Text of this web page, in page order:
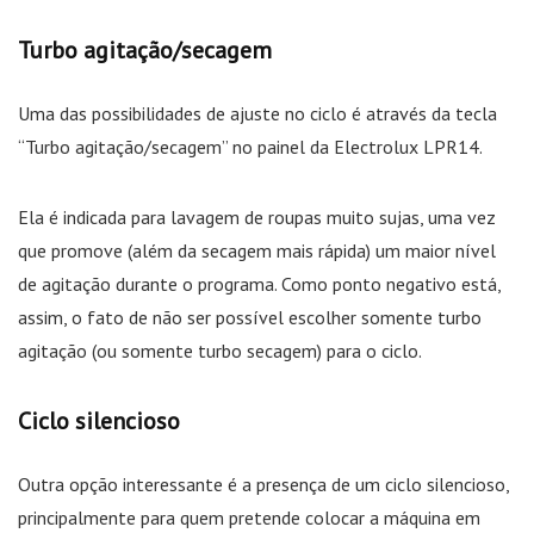
Turbo agitação/secagem
Uma das possibilidades de ajuste no ciclo é através da tecla
“Turbo agitação/secagem” no painel da Electrolux LPR14.
Ela é indicada para lavagem de roupas muito sujas, uma vez
que promove (além da secagem mais rápida) um maior nível
de agitação durante o programa. Como ponto negativo está,
assim, o fato de não ser possível escolher somente turbo
agitação (ou somente turbo secagem) para o ciclo.
Ciclo silencioso
Outra opção interessante é a presença de um ciclo silencioso,
principalmente para quem pretende colocar a máquina em